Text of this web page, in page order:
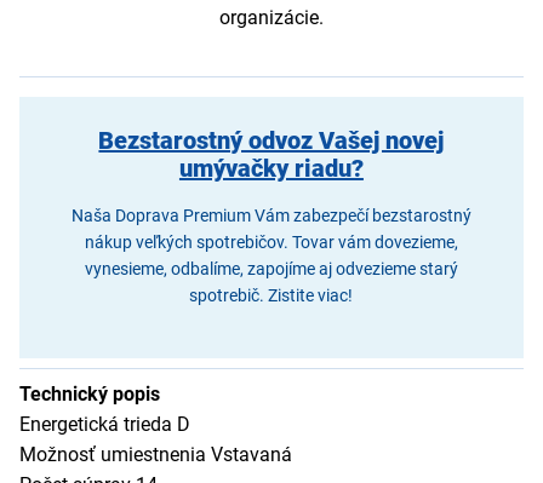
organizácie.
Bezstarostný odvoz Vašej novej
umývačky riadu?
Naša Doprava Premium Vám zabezpečí bezstarostný
nákup veľkých spotrebičov. Tovar vám dovezieme,
vynesieme, odbalíme, zapojíme aj odvezieme starý
spotrebič. Zistite viac!
Technický popis
Energetická trieda D
Možnosť umiestnenia Vstavaná